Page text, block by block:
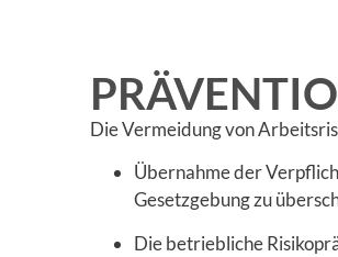
Die Vermeidung von
Übernahme der
Gesetzgebung zu
Die betriebliche